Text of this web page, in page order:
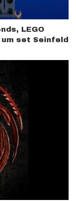
LEGO
set Seinfeld